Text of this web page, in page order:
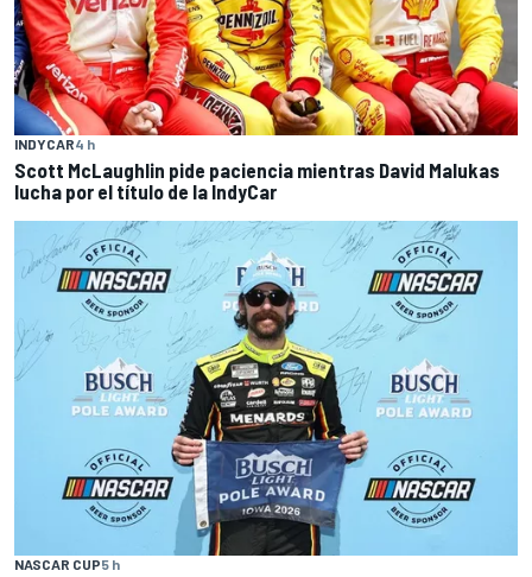
INDYCAR4 h
Scott McLaughlin pide paciencia mientras David Malukas
lucha por el título de la IndyCar
NASCAR CUP5 h